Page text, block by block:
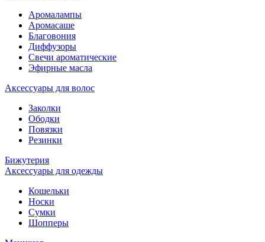
Аромалампы
Аромасаше
Благовония
Диффузоры
Свечи ароматические
Эфирные масла
Аксессуары для волос
Заколки
Ободки
Повязки
Резинки
Бижутерия
Аксессуары для одежды
Кошельки
Носки
Сумки
Шопперы